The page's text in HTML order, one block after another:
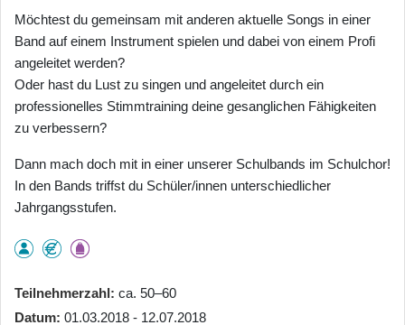
Möchtest du gemeinsam mit anderen aktuelle Songs in einer
Band auf einem Instrument spielen und dabei von einem Profi
angeleitet werden?
Oder hast du Lust zu singen und angeleitet durch ein
professionelles Stimmtraining deine gesanglichen Fähigkeiten
zu verbessern?
Dann mach doch mit in einer unserer Schulbands im Schulchor!
In den Bands triffst du Schüler/innen unterschiedlicher
Jahrgangsstufen.
Teilnehmerzahl ca. 50–60
Datum 01.03.2018 - 12.07.2018